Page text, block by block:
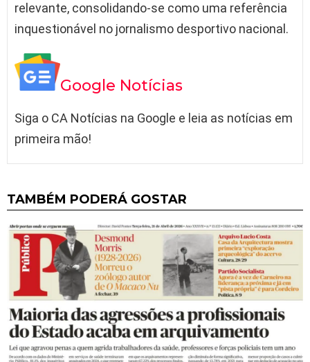
relevante, consolidando-se como uma referência
inquestionável no jornalismo desportivo nacional.
Google Notícias
Siga o CA Notícias na Google e leia as notícias em
primeira mão!
TAMBÉM PODERÁ GOSTAR